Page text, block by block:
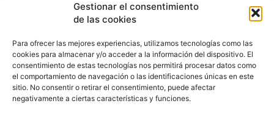
Gestionar el consentimiento
de las cookies
Para ofrecer las mejores experiencias, utilizamos tecnologías como las
cookies para almacenar y/o acceder a la información del dispositivo. El
consentimiento de estas tecnologías nos permitirá procesar datos como
el comportamiento de navegación o las identificaciones únicas en este
sitio. No consentir o retirar el consentimiento, puede afectar
negativamente a ciertas características y funciones.
- 27 de abril de 2018
Los ingenieros de Bosch han logrado estos resultados
componentes adicionales, lo que llevaría aparejado
un aumento de los costos. El nuevo
Daimler invierte en la start-up de
inteligencia artificial Anagog